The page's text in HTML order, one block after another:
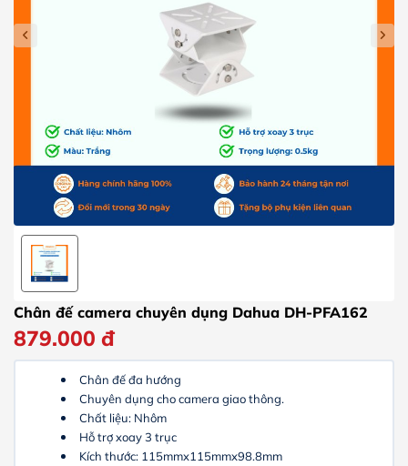
Chân đế camera chuyên dụng Dahua DH-PFA162
879.000 đ
Chân đế đa hướng
Chuyên dụng cho camera giao thông.
Chất liệu: Nhôm
Hỗ trợ xoay 3 trục
Kích thước: 115mmx115mmx98.8mm